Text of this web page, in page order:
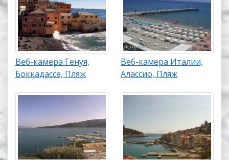
Веб-камера Генуя,
Боккадассе, Пляж
Веб-камера Италии,
Алассио, Пляж